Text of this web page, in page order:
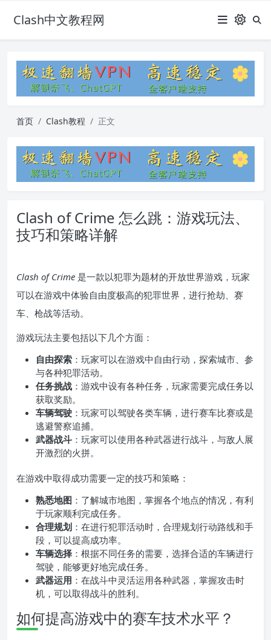
Clash中文教程网
首页 Clash教程 正文
Clash of Crime 怎么跳：游戏玩法、
技巧和策略详解
Clash of Crime 是一款以犯罪为题材的开放世界游戏，玩家
可以在游戏中体验自由度极高的犯罪世界，进行抢劫、赛
车、枪战等活动。
游戏玩法主要包括以下几个方面：
自由探索 ：玩家可以在游戏中自由行动，探索城市、参
与各种犯罪活动。
任务挑战 ：游戏中设有各种任务，玩家需要完成任务以
获取奖励。
车辆驾驶 ：玩家可以驾驶各类车辆，进行赛车比赛或是
逃避警察追捕。
武器战斗 ：玩家可以使用各种武器进行战斗，与敌人展
开激烈的火拼。
在游戏中取得成功需要一定的技巧和策略：
熟悉地图 ：了解城市地图，掌握各个地点的情况，有利
于玩家顺利完成任务。
合理规划 ：在进行犯罪活动时，合理规划行动路线和手
段，可以提高成功率。
车辆选择 ：根据不同任务的需要，选择合适的车辆进行
驾驶，能够更好地完成任务。
武器运用 ：在战斗中灵活运用各种武器，掌握攻击时
机，可以取得战斗的胜利。
如何提高游戏中的赛车技术水平？